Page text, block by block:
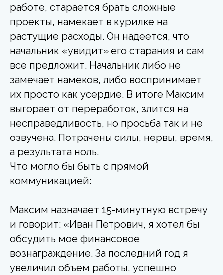
работе, старается брать сложные
проекты, намекает в курилке на
растущие расходы. Он надеется, что
начальник «увидит» его старания и сам
все предложит. Начальник либо не
замечает намеков, либо воспринимает
их просто как усердие. В итоге Максим
выгорает от переработок, злится на
несправедливость, но просьба так и не
озвучена. Потрачены силы, нервы, время,
а результата ноль.
Что могло бы быть с прямой
коммуникацией:
Максим назначает 15-минутную встречу
и говорит: «Иван Петрович, я хотел бы
обсудить мое финансовое
вознаграждение. За последний год я
увеличил объем работы, успешно